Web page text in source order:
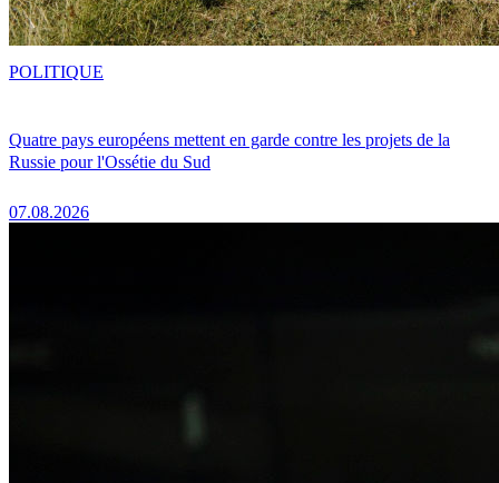
Quatre pays européens mettent en garde contre les projets de la
Russie pour l'Ossétie du Sud
07.08.2026
POLITIQUE